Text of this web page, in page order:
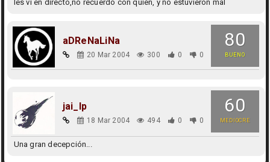
les vi en directo,no recuerdo con quién, y no estuvieron mal
80
BUENO
aDReNaLiNa
20 Mar 2004 300 0 0
60
MEDIOCRE
jai_lp
18 Mar 2004 494 0 0
Una gran decepción...